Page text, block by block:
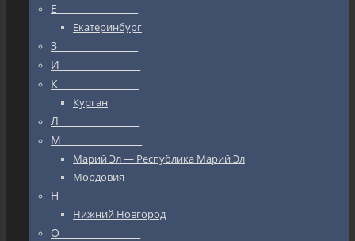
Е_________________
Екатеринбург
З_________________
И_________________
К_________________
Курган
Л_________________
М_________________
Марий Эл — Республика Марий Эл
Мордовия
Н_________________
Нижний Новгород
О_________________